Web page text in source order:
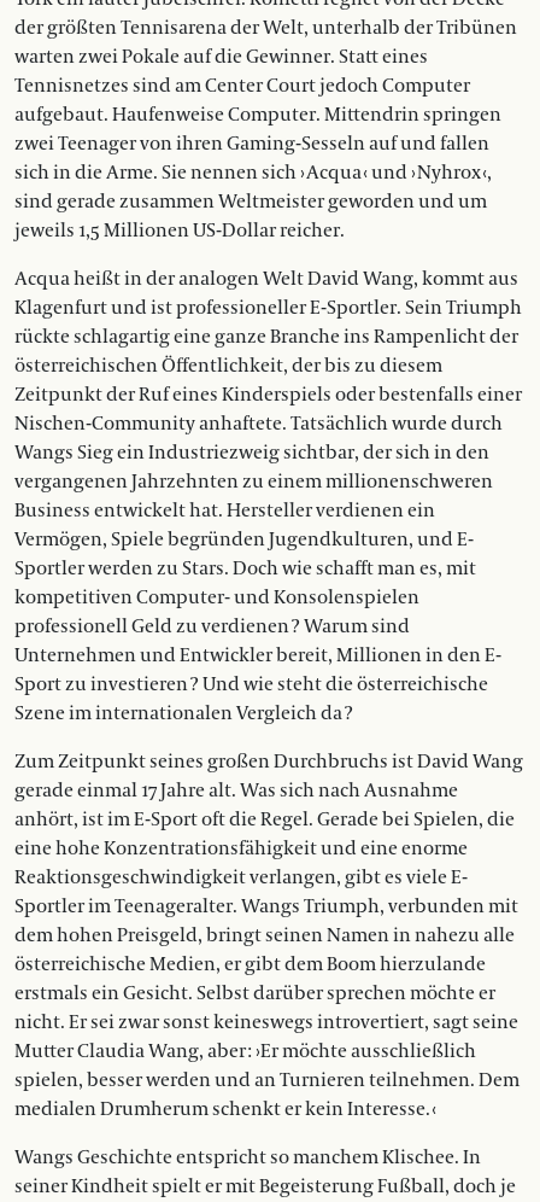
der größten Tennisarena der Welt, unterhalb der Tribünen
warten zwei Pokale auf die Gewinner. Statt eines
Tennisnetzes sind am Center Court jedoch Computer
aufgebaut. Haufenweise Computer. Mittendrin springen
zwei Teenager von ihren Gaming-Sesseln auf und fallen
sich in die Arme. Sie nennen sich › Acqua ‹ und › Nyhrox ‹,
sind gerade zusammen Weltmeister geworden und um
jeweils 1,5 Millionen US-Dollar reicher.
Acqua heißt in der analogen Welt David Wang, kommt aus
Klagenfurt und ist professioneller E-Sportler. Sein Triumph
rückte schlagartig eine ganze Branche ins Rampenlicht der
österreichischen Öffentlichkeit, der bis zu diesem
Zeitpunkt der Ruf eines Kinderspiels oder bestenfalls einer
Nischen-Community anhaftete. Tatsächlich wurde durch
Wangs Sieg ein Industriezweig sichtbar, der sich in den
vergangenen Jahrzehnten zu einem millionenschweren
Business entwickelt hat. Hersteller verdienen ein
Vermögen, Spiele begründen Jugendkulturen, und E-
Sportler werden zu Stars. Doch wie schafft man es, mit
kompetitiven Computer- und Konsolenspielen
professionell Geld zu verdienen ? Warum sind
Unternehmen und Entwickler bereit, Millionen in den E-
Sport zu investieren ? Und wie steht die österreichische
Szene im internationalen Vergleich da ?
Zum Zeitpunkt seines großen Durchbruchs ist David Wang
gerade einmal 17 Jahre alt. Was sich nach Ausnahme
anhört, ist im E-Sport oft die Regel. Gerade bei Spielen, die
eine hohe Konzentrationsfähigkeit und eine enorme
Reaktionsgeschwindigkeit verlangen, gibt es viele E-
Sportler im Teenageralter. Wangs Triumph, verbunden mit
dem hohen Preisgeld, bringt seinen Namen in nahezu alle
österreichische Medien, er gibt dem Boom hierzulande
erstmals ein Gesicht. Selbst darüber sprechen möchte er
nicht. Er sei zwar sonst keineswegs introvertiert, sagt seine
Mutter Claudia Wang, aber : ›Er möchte ausschließlich
spielen, besser werden und an Turnieren teilnehmen. Dem
medialen Drumherum schenkt er kein Interesse. ‹
Wangs Geschichte entspricht so manchem Klischee. In
seiner Kindheit spielt er mit Begeisterung Fußball, doch je